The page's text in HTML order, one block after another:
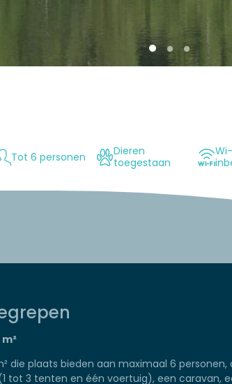
Tot 6 personen
Dieren
toegestaan
die plaats bieden aan maximaal 6 personen,
tot 3 tenten en één voertuig), een caravan,